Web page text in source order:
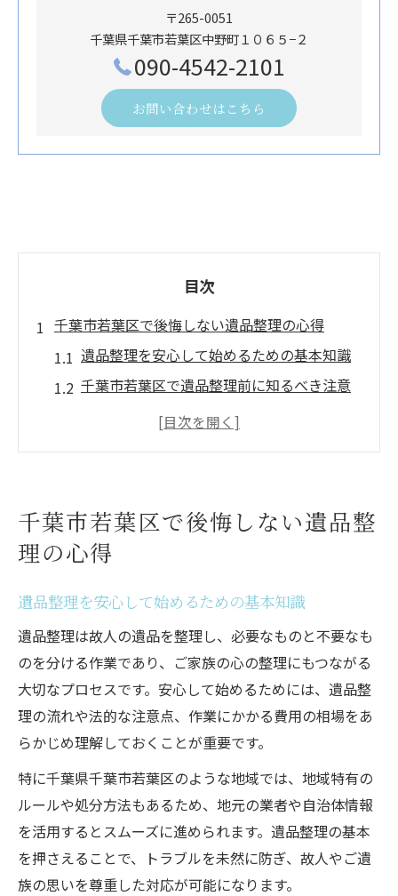
〒265-0051
千葉県千葉市若葉区中野町１０６５−２
090-4542-2101
お問い合わせはこちら
目次
千葉市若葉区で後悔しない遺品整理の心得
遺品整理を安心して始めるための基本知識
千葉市若葉区で遺品整理前に知るべき注意
遺品整理でトラブルを防ぐための事前確認
事項
遺品整理の追加費用トラブルを避けるポイ
ント
千葉で多い遺品整理の悪質業者による被害
例
遺品整理時の作業内容不明確による後悔と
は
遺品整理で起きやすい見積もりの誤解と対
策
遺品整理中の家財損傷や紛失トラブル事例
信頼できる遺品整理を選ぶ千葉若葉区の視点
千葉市若葉区で後悔しない遺品整
理の心得
遺品整理を安心して始めるための基本知識
遺品整理は故人の遺品を整理し、必要なものと不要なも
のを分ける作業であり、ご家族の心の整理にもつながる
大切なプロセスです。安心して始めるためには、遺品整
理の流れや法的な注意点、作業にかかる費用の相場をあ
らかじめ理解しておくことが重要です。
特に千葉県千葉市若葉区のような地域では、地域特有の
ルールや処分方法もあるため、地元の業者や自治体情報
を活用するとスムーズに進められます。遺品整理の基本
を押さえることで、トラブルを未然に防ぎ、故人やご遺
族の思いを尊重した対応が可能になります。